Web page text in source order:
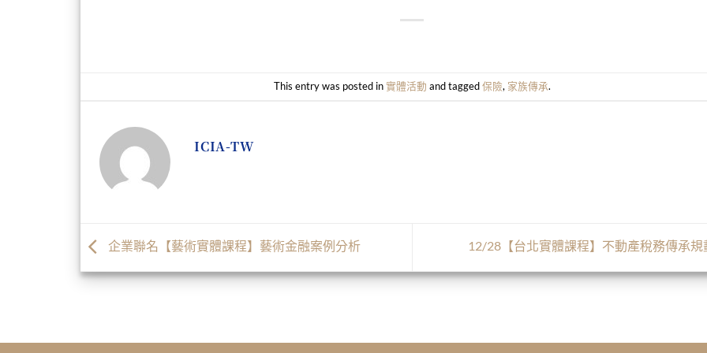
This entry was posted in實體活動 and tagged保險, 家族傳承.
ICIA-TW
企業聯名【藝術實體課程】藝術金融案例分析 12/28【台北實體課程】不動產稅務傳承